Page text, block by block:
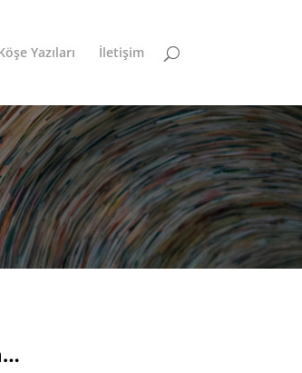
Yazıları İletişim